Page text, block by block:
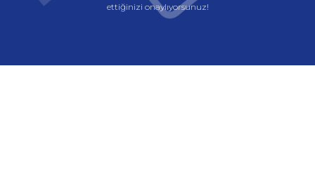
ettiğinizi onaylıyorsunuz!